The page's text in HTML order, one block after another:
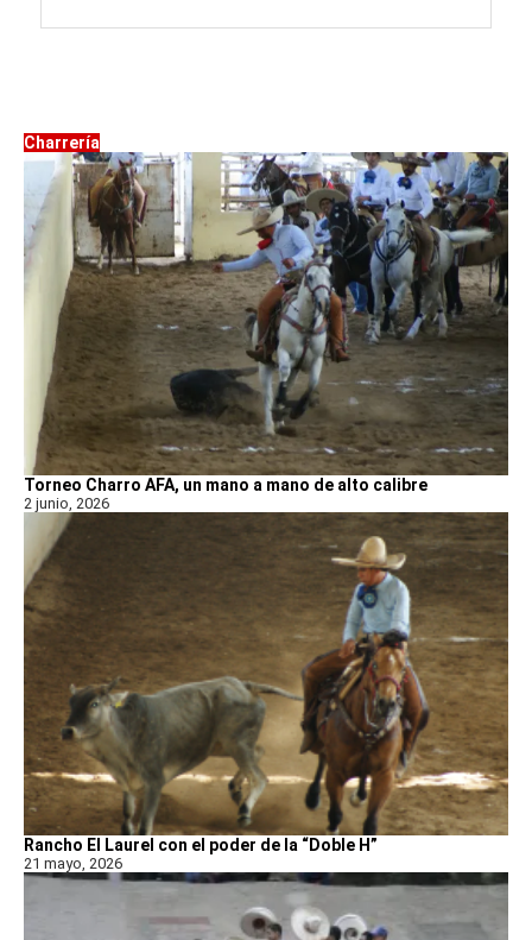
Charrería
Torneo Charro AFA, un mano a mano de alto calibre
2 junio, 2026
Rancho El Laurel con el poder de la “Doble H”
21 mayo, 2026